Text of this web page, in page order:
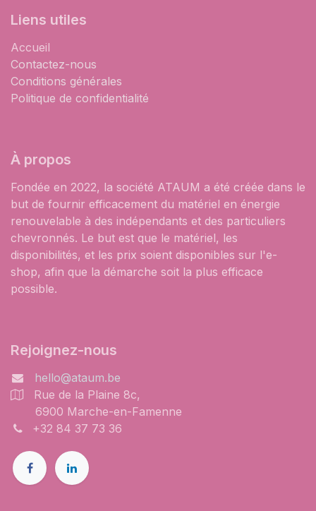
Liens utiles
Accueil
Contactez-nous
Conditions générales
Politique de confidentialité
À propos
Fondée en 2022, la société ATAUM a été créée dans le
but de fournir efficacement du matériel en énergie
renouvelable à des indépendants et des particuliers
chevronnés. Le but est que le matériel, les
disponibilités, et les prix soient disponibles sur l'e-
shop, afin que la démarche soit la plus efficace
possible.
Rejoignez-nous
hello@ataum.be
Rue de la Plaine 8c,
6900 Marche-en-Famenne
+32 84 37 73 36